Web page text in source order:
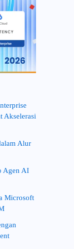
Akselerasi
Alur
Agen AI
Microsoft